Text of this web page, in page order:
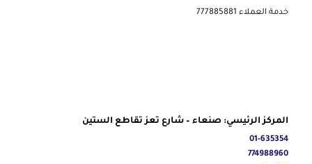
خدمة العملاء 777885881
المركز الرئيسي: صنعاء – شارع تعز تقاطع الستين
01-635354
774988960